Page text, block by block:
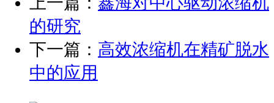
的研究
下一篇： 高效浓缩机在精矿脱水
中的应用